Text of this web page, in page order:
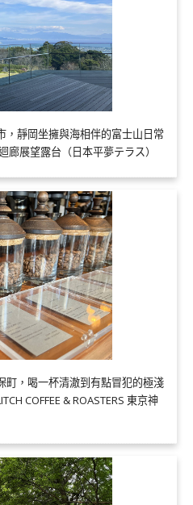
，靜岡坐擁與海相伴的富士山日常
廊展望露台（日本平夢テラス）
町，喝一杯清澈到有點冒犯的極淺
COFFEE & ROASTERS 東京神